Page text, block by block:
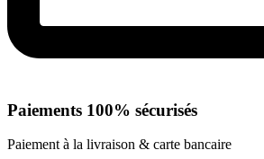
Paiements 100% sécurisés
Paiement à la livraison & carte bancaire